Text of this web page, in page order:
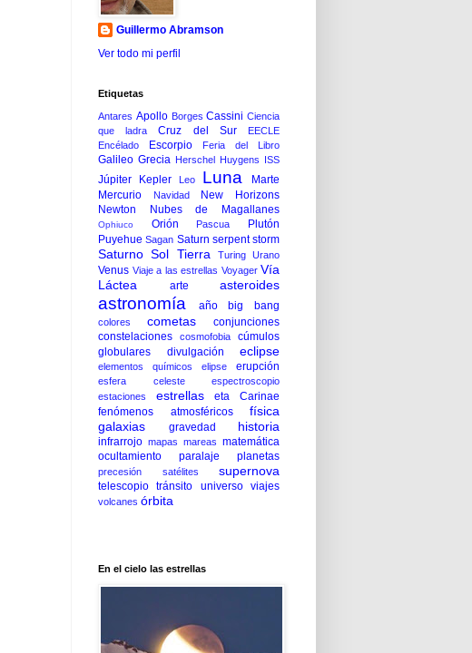
Guillermo Abramson
Ver todo mi perfil
Etiquetas
Antares Apollo Borges Cassini Ciencia
que ladra
Cruz del Sur
EECLE
Encélado
Escorpio Feria del Libro
Galileo Grecia Herschel Huygens ISS
Júpiter Kepler Leo Luna
Marte
Mercurio
Navidad
New Horizons
Newton
Nubes de Magallanes
Ophiuco Orión Pascua
Plutón
Puyehue Sagan Saturn serpent storm
Saturno Sol Tierra Turing Urano
Venus Viaje a las estrellas Voyager Vía
Láctea
arte asteroides
astronomía año big bang
colores cometas
conjunciones
constelaciones
cosmofobia
cúmulos
globulares
divulgación eclipse
elementos químicos elipse erupción
esfera celeste
espectroscopio
estaciones
estrellas
eta Carinae
fenómenos atmosféricos
física
galaxias
gravedad historia
infrarrojo mapas mareas matemática
ocultamiento
paralaje planetas
precesión satélites supernova
telescopio tránsito universo viajes
volcanes órbita
En el cielo las estrellas